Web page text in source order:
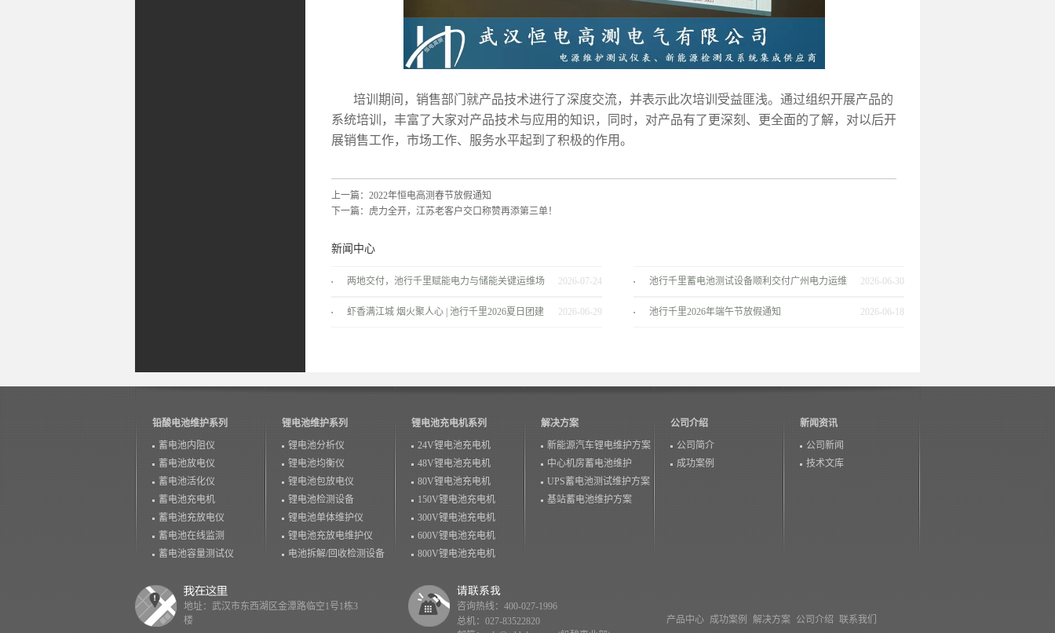
培训期间，销售部门就产品技术进行了深度交流，并表示此次培训受益匪浅。通过组织开展产品的
系统培训，丰富了大家对产品技术与应用的知识，同时，对产品有了更深刻、更全面的了解，对以后开
展销售工作，市场工作、服务水平起到了积极的作用。
上一篇： 2022年恒电高测春节放假通知
下一篇： 虎力全开，江苏老客户交口称赞再添第三单！
新闻中心
两地交付，池行千里赋能电力与储能关键运维场
景！
2026-07-24 池行千里蓄电池测试设备顺利交付广州电力运维
服务商
2026-06-30
虾香满江城 烟火聚人心 | 池行千里2026夏日团建 2026-06-29 池行千里2026年端午节放假通知 2026-06-18
铅酸电池维护系列
蓄电池内阻仪
蓄电池放电仪
蓄电池活化仪
蓄电池充电机
蓄电池充放电仪
蓄电池在线监测
蓄电池容量测试仪
锂电池维护系列
锂电池分析仪
锂电池均衡仪
锂电池包放电仪
锂电池检测设备
锂电池单体维护仪
锂电池充放电维护仪
电池拆解/回收检测设备
锂电池充电机系列
24V锂电池充电机
48V锂电池充电机
80V锂电池充电机
150V锂电池充电机
300V锂电池充电机
600V锂电池充电机
800V锂电池充电机
解决方案
新能源汽车锂电维护方案
中心机房蓄电池维护
UPS蓄电池测试维护方案
基站蓄电池维护方案
公司介绍
公司简介
成功案例
新闻资讯
公司新闻
技术文库
产品中心 成功案例 解决方案 公司介绍 联系我们
地址：武汉市东西湖区金潭路临空1号1栋3
楼
咨询热线：400-027-1996
总机：027-83522820